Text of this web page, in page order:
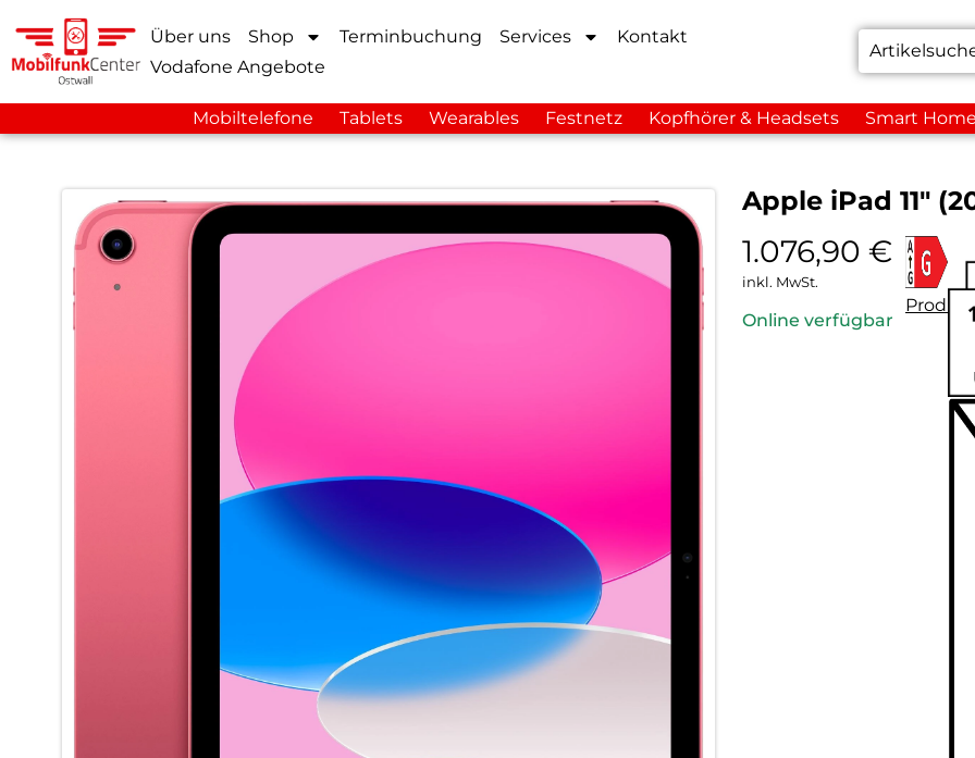
Über uns Shop Terminbuchung Services
Kontakt
Vodafone Angebote
Mobiltelefone Tablets Wearables Festnetz Kopfhörer & Headsets Smart Home
Apple iPad 11″
1.076,90 €
inkl. MwSt.
Online verfügbar